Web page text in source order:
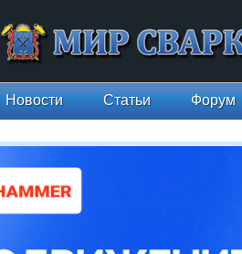
Новости Статьи Форум